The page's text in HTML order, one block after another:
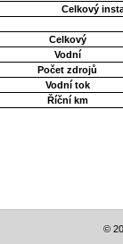
Celkový
Celkový
Vodní
Počet zdrojů
Vodní tok
Říční km
©